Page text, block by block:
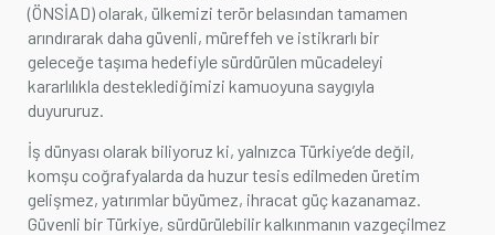
(ÖNSİAD) olarak, ülkemizi terör belasından tamamen
arındırarak daha güvenli, müreffeh ve istikrarlı bir
geleceğe taşıma hedefiyle sürdürülen mücadeleyi
kararlılıkla desteklediğimizi kamuoyuna saygıyla
duyururuz.
İş dünyası olarak biliyoruz ki, yalnızca Türkiye’de değil,
komşu coğrafyalarda da huzur tesis edilmeden üretim
gelişmez, yatırımlar büyümez, ihracat güç kazanamaz.
Güvenli bir Türkiye, sürdürülebilir kalkınmanın vazgeçilmez